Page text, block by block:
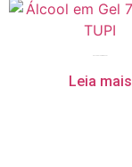
Leia mais